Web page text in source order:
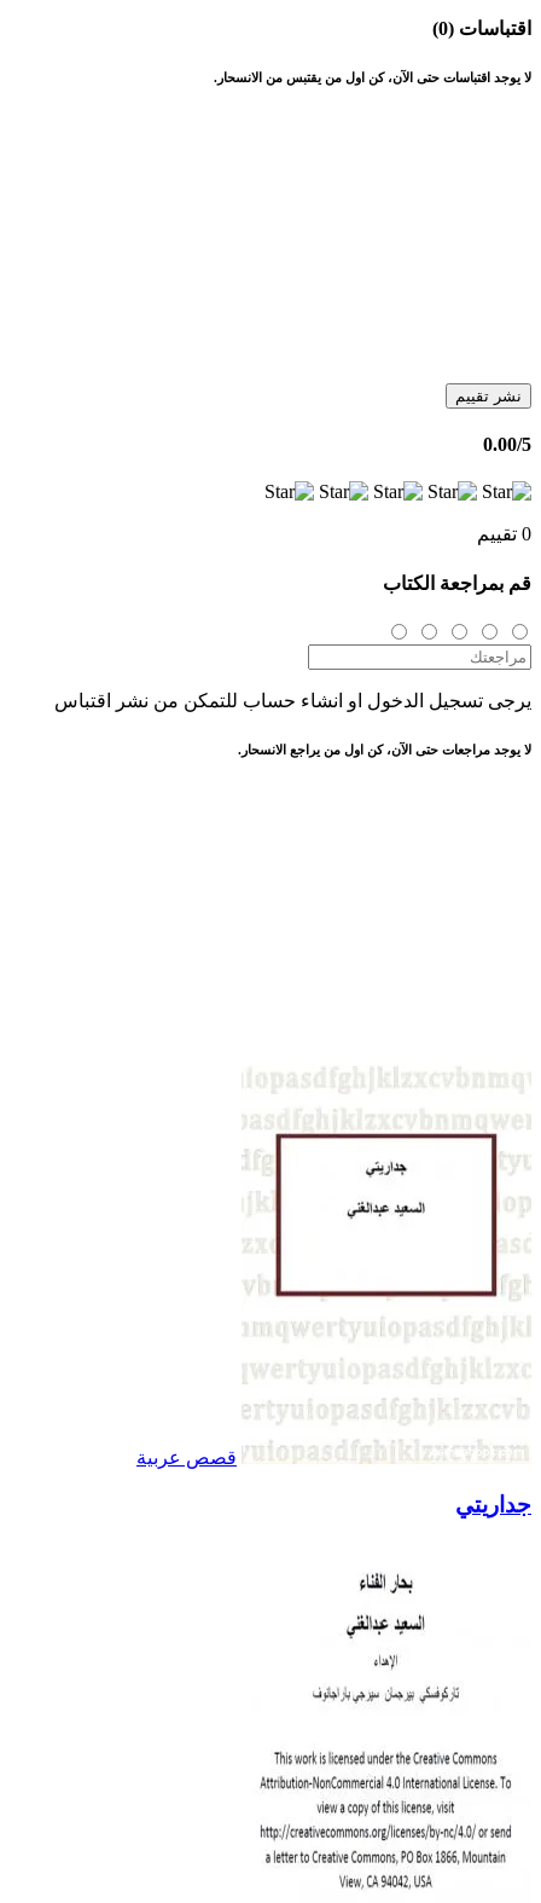
اقتباسات (0)
لا يوجد اقتباسات حتى الآن، كن اول من يقتبس من الانسحار.
نشر تقييم
0.00/5
0 تقييم
قم بمراجعة الكتاب
يرجى تسجيل الدخول او انشاء حساب للتمكن من نشر اقتباس
لا يوجد مراجعات حتى الآن، كن اول من يراجع الانسحار.
قصص عربية
جداريتي